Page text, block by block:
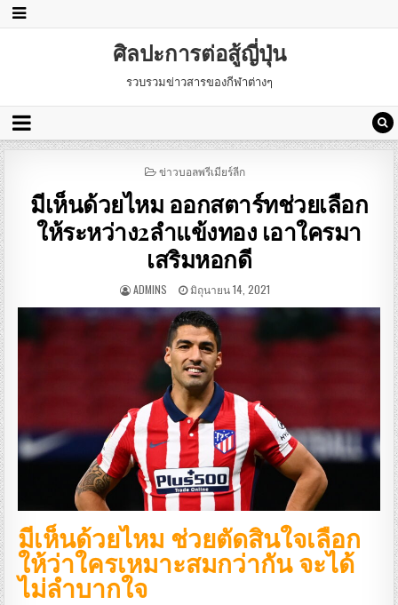
ศิลปะการต่อสู้ญี่ปุ่น
รวบรวมข่าวสารของกีฬาต่างๆ
POSTED
ข่าวบอลพรีเมียร์ลีก
มีเห็นด้วยไหม ออกสตาร์ทช่วยเลือก
ให้ระหว่าง2ลำแข้งทอง เอาใครมา
เสริมหอกดี
ADMINS มิถุนายน 14, 2021
มีเห็นด้วยไหม ช่วยตัดสินใจเลือก
ให้ว่าใครเหมาะสมกว่ากัน จะได้
ไม่ลำบากใจ